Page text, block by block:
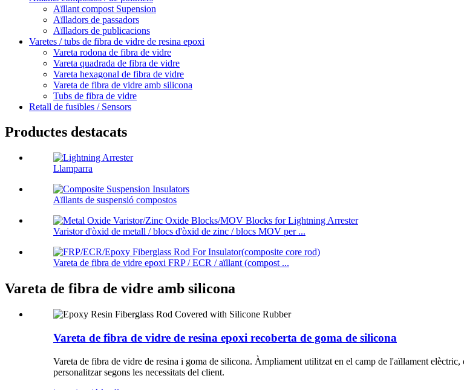
Aïllant compost Supension
Aïlladors de passadors
Aïlladors de publicacions
Varetes / tubs de fibra de vidre de resina epoxi
Vareta rodona de fibra de vidre
Vareta quadrada de fibra de vidre
Vareta hexagonal de fibra de vidre
Vareta de fibra de vidre amb silicona
Tubs de fibra de vidre
Retall de fusibles / Sensors
Productes destacats
Llamparra
Aïllants de suspensió compostos
Varistor d'òxid de metall / blocs d'òxid de zinc / blocs MOV per ...
Vareta de fibra de vidre epoxi FRP / ECR / aïllant (compost ...
Vareta de fibra de vidre amb silicona
Vareta de fibra de vidre de resina epoxi recoberta de goma de silicona
Vareta de fibra de vidre de resina i goma de silicona. Àmpliament utilitzat en el camp de l'aïllament
personalitzar segons les necessitats del client.